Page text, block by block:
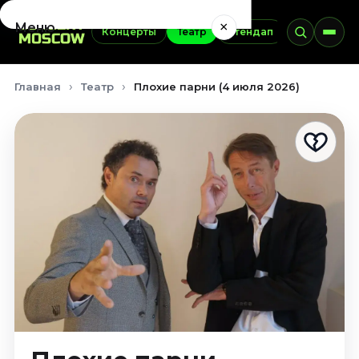
Концерты Театр Стендап Выставки
Меню ×
Сентябрь 2026
Декабрь 2026
Театр
Август 2026
Сентябрь 2026
Октябрь 2026
Ноябрь 2026
Главная Театр Плохие парни (4 июля 2026)